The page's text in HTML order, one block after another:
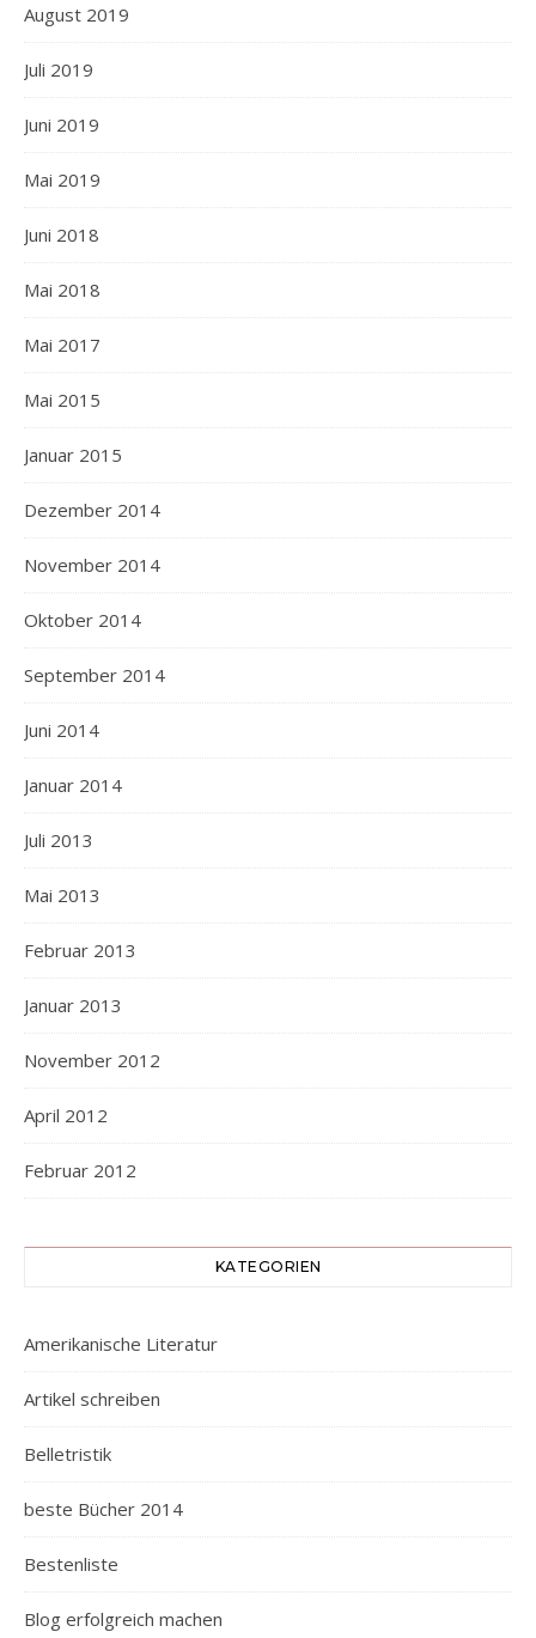
August 2019
Juli 2019
Juni 2019
Mai 2019
Juni 2018
Mai 2018
Mai 2017
Mai 2015
Januar 2015
Dezember 2014
November 2014
Oktober 2014
September 2014
Juni 2014
Januar 2014
Juli 2013
Mai 2013
Februar 2013
Januar 2013
November 2012
April 2012
Februar 2012
KATEGORIEN
Amerikanische Literatur
Artikel schreiben
Belletristik
beste Bücher 2014
Bestenliste
Blog erfolgreich machen